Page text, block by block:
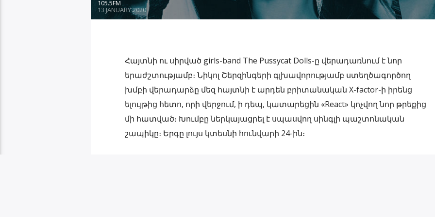
105.5FM
13 JANUARY 2020
Հայտնի ու սիրված girls-band The Pussycat Dolls-ը վերադառնում է նոր
երաժշտությամբ։ Նիկոլ Շերզինգերի գլխավորությամբ ստեղծագործող
խմբի վերադարձը մեզ հայտնի է արդեն բրիտանական X-factor-ի իրենց
ելույթից հետո, որի վերջում, ի դեպ, կատարեցին «React» կոչվող նոր թրեքից
մի հատված։ Խումբը ներկայացրել է սպասվող սինգլի պաշտոնական
շապիկը։ Երգը լույս կտեսնի հունվարի 24-ին։